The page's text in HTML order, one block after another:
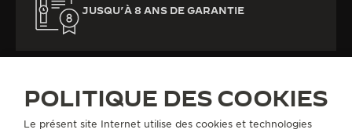
JUSQU’À 8 ANS DE GARANTIE
POLITIQUE DES COOKIES
Le présent site Internet utilise des cookies et technologies